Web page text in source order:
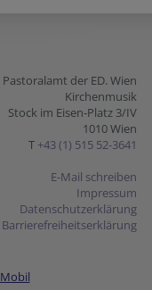
Pastoralamt der ED. Wien
Kirchenmusik
Stock im Eisen-Platz 3/IV
1010 Wien
T +43 (1) 515 52-3641
E-Mail schreiben
Impressum
Datenschutzerklärung
Barrierefreiheitserklärung
Mobil